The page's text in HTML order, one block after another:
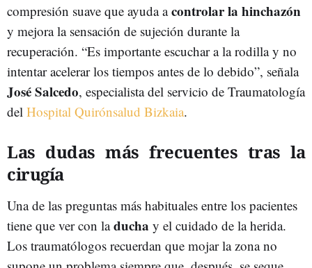
compresión suave que ayuda acontrolar la hinchazón
y mejora la sensación de sujeción durante la
recuperación. “Es importante escuchar a la rodilla y no
intentar acelerar los tiempos antes de lo debido”, señala
José Salcedo, especialista del servicio de Traumatología
del Hospital Quirónsalud Bizkaia.
Las dudas más frecuentes tras la
cirugía
Una de las preguntas más habituales entre los pacientes
tiene que ver con laducha y el cuidado de la herida.
Los traumatólogos recuerdan que mojar la zona no